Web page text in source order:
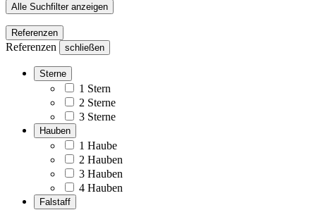
Alle Suchfilter anzeigen
Referenzen
Referenzen schließen
Sterne
1 Stern
2 Sterne
3 Sterne
Hauben
1 Haube
2 Hauben
3 Hauben
4 Hauben
Falstaff